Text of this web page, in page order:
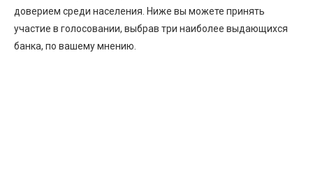
доверием среди населения. Ниже вы можете принять
участие в голосовании, выбрав три наиболее выдающихся
банка, по вашему мнению.